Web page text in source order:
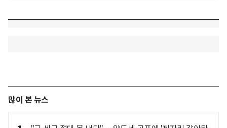
많이 본 뉴스